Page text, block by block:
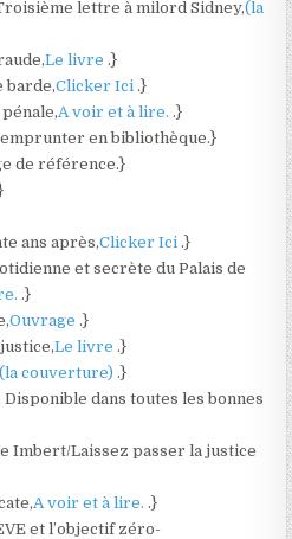
lettre à milord Sidney,(la
Le livre .}
barde,Clicker Ici .}
A voir et à lire. .}
emprunter en bibliothèque.}
de référence.}
ans après,Clicker Ici .}
et secrète du Palais de
.}
Ouvrage .}
Le livre .}
(la couverture) .}
. Disponible dans toutes les bonnes
Imbert/Laissez passer la justice
A voir et à lire. .}
et l’objectif zéro-